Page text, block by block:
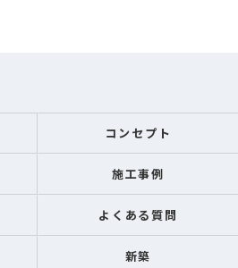
コンセプト
施工事例
よくある質問
新築